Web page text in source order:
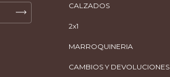
CALZADOS
2x1
MARROQUINERIA
CAMBIOS Y DEVOLUCIONES